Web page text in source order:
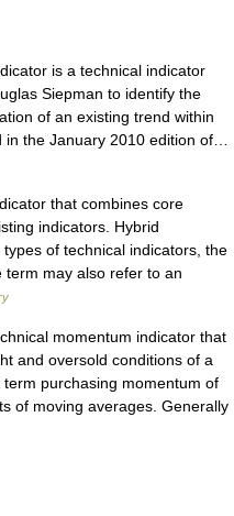
is a technical indicator
Siepman to identify the
of an existing trend within
the January 2010 edition of…
that combines core
indicators. Hybrid
of technical indicators, the
may also refer to an
momentum indicator that
and oversold conditions of a
purchasing momentum of
of moving averages. Generally